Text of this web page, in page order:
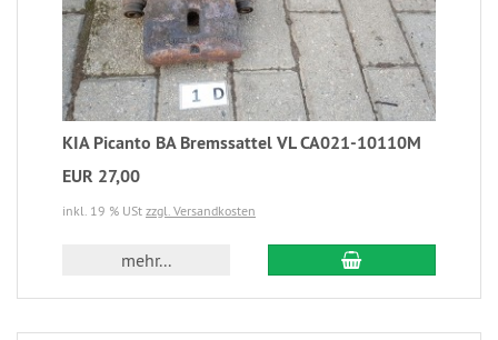
KIA Picanto BA Bremssattel VL CA021-10110M
EUR 27,00
inkl. 19 % USt zzgl. Versandkosten
mehr...